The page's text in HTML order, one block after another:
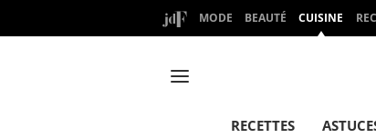
MODE BEAUTÉ CUISINE
RECETTES